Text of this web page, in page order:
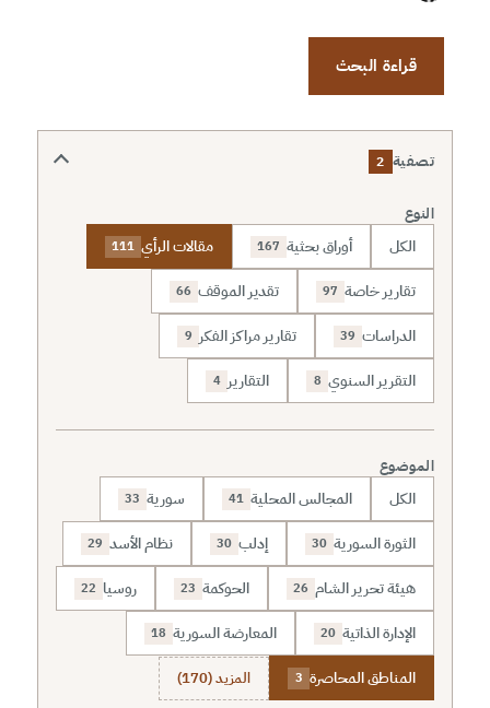
قراءة البحث
تصفية 2
النوع
الكل أوراق بحثية 167 مقالات الرأي 111
تقارير خاصة 97 تقدير الموقف 66
الدراسات 39 تقارير مراكز الفكر 9
التقرير السنوي 8 التقارير 4
الموضوع
الكل المجالس المحلية 41 سورية 33
الثورة السورية 30 إدلب 30 نظام الأسد 29
هيئة تحرير الشام 26 الحوكمة 23 روسيا 22
الإدارة الذاتية 20 المعارضة السورية 18
المناطق المحاصرة 3 المزيد (170)